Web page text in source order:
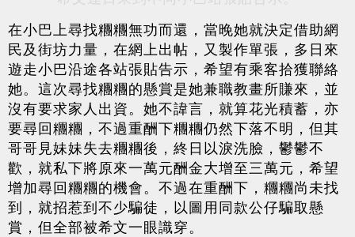
在小巴上尋找糰糰無功而還，當晚她就決定借助網
民及街坊力量，在網上出帖，又製作單張，多日來
遊走小巴沿途各站張貼告示，希望有乘客拾獲聯絡
她。這次尋找糰糰的懸賞是她兼職教畫所賺來，並
沒有要求家人出資。她不諱言，就算花光積蓄，亦
要尋回糰糰，不過重酬下糰糰仍然下落不明，但其
哥哥見妹妹失去糰糰後，終日以淚洗臉，鬱鬱不
歡，就私下將原來一萬元酬金大增至三萬元，希望
增加尋回糰糰的機會。不過在重酬下，糰糰尚未找
到，就招惹到不少騙徒，以圖用同款公仔騙取懸
賞，但全部被希文一眼識穿。